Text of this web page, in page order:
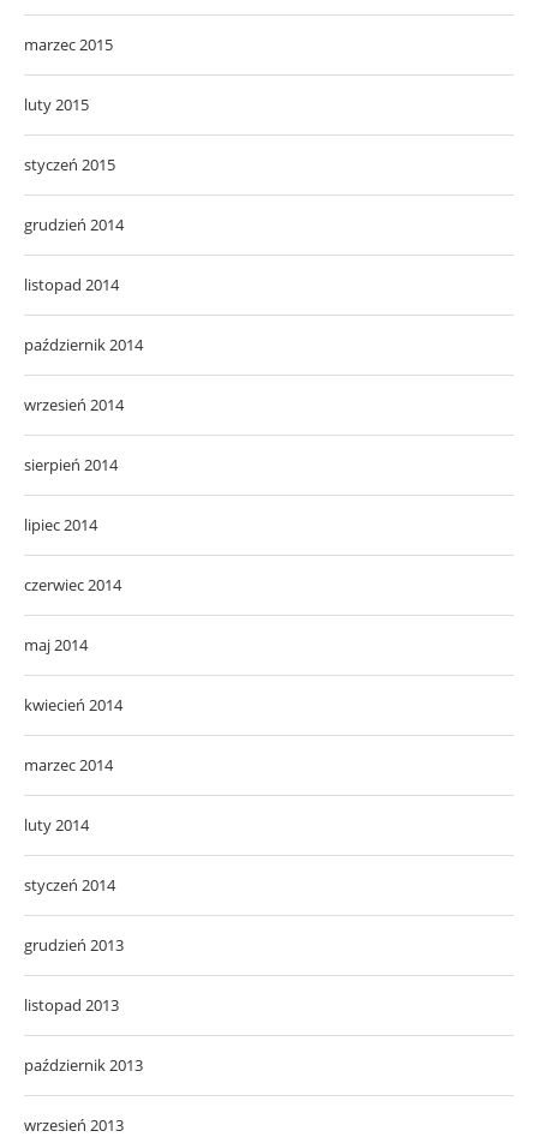
marzec 2015
luty 2015
styczeń 2015
grudzień 2014
listopad 2014
październik 2014
wrzesień 2014
sierpień 2014
lipiec 2014
czerwiec 2014
maj 2014
kwiecień 2014
marzec 2014
luty 2014
styczeń 2014
grudzień 2013
listopad 2013
październik 2013
wrzesień 2013